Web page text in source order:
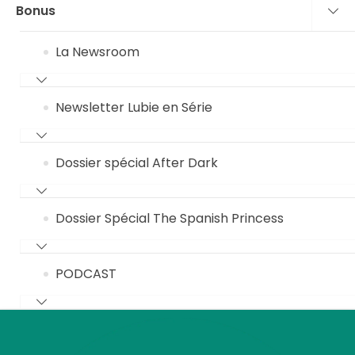
Bonus
La Newsroom
Newsletter Lubie en Série
Dossier spécial After Dark
Dossier Spécial The Spanish Princess
PODCAST